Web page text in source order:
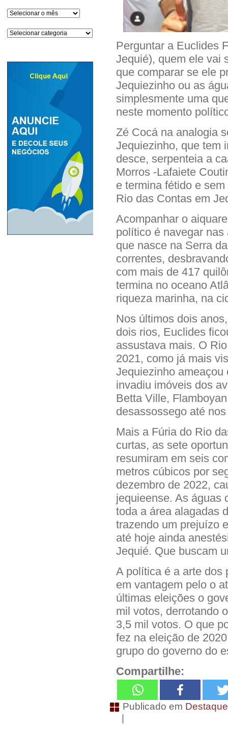
Arquivos
Categorias
Perguntar a Euclides
Jequié), quem ele vai
que comparar se ele
Jequiezinho ou as
simplesmente uma
neste momento
Zé Cocá na analogia
Jequiezinho, que tem
desce, serpenteia a
Morros -Lafaiete
e termina fétido e
Rio das Contas em
Acompanhar o
político é navegar
que nasce na Serra
correntes,
com mais de 417
termina no oceano
riqueza marinha, na
Nos últimos dois
dois rios, Euclides
assustava mais. O
2021, como já mais
Jequiezinho ameaçou
invadiu imóveis dos
Betta Ville,
desassossego até
Mais a Fúria do Rio
curtas, as sete
resumiram em seis
metros cúbicos por
dezembro de 2022,
jequieense. As águas
toda a área alagadas
trazendo um prejuízo
até hoje ainda
Jequié. Que buscam
A política é a arte dos
em vantagem pelo o
últimas eleições o
mil votos, derrotando
3,5 mil votos. O que
fez na eleição de
grupo do governo do
Compartilhe:
Publicado em
|